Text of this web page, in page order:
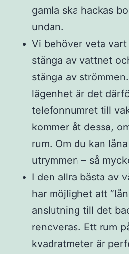
gamla ska hackas
undan.
Vi behöver veta
stänga av vattnet
stänga av
lägenhet är det
telefonnumret till
kommer åt dessa,
rum. Om du kan
utrymmen – så
I den allra bästa av
har möjlighet att
anslutning till det
renoveras. Ett rum
kvadratmeter är